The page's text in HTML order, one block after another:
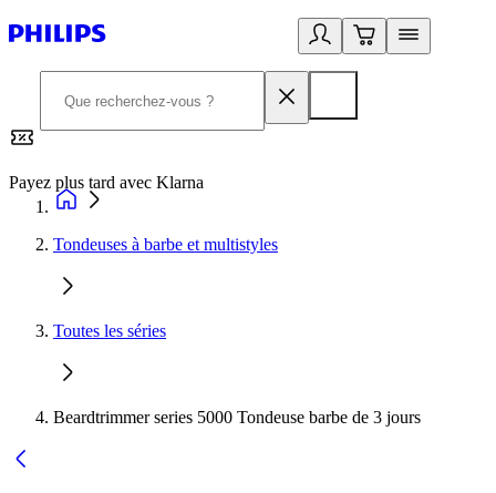
Payez plus tard avec Klarna
Tondeuses à barbe et multistyles
Toutes les séries
Beardtrimmer series 5000 Tondeuse barbe de 3 jours